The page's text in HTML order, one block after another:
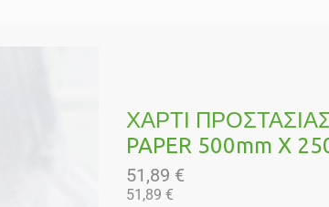
ΧΑΡΤΙ
PAPER 500mm X
51,89 €
51,89 €